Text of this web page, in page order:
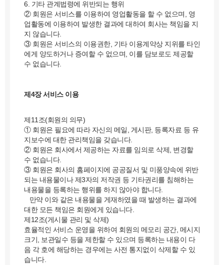
6. 기타 관계법령에 위반되는 행위
② 회원은 서비스를 이용하여 영업활동을 할 수 없으며, 영
업활동에 이용하여 발생한 결과에 대하여 회사는 책임을 지
지 않습니다.
③ 회원은 서비스의 이용권한, 기타 이용계약상 지위를 타인
에게 양도하거나 증여할 수 없으며, 이를 담보로도 제공할
수 없습니다.
제4장 서비스 이용
제11조(회원의 의무)
① 회원은 필요에 따라 자신의 메일, 게시판, 등록자료 등 유
지보수에 대한 관리책임을 갖습니다.
② 회원은 회사에서 제공하는 자료를 임의로 삭제, 변경할
수 없습니다.
③ 회원은 회사의 홈페이지에 공공질서 및 미풍양속에 위반
되는 내용물이나 제3자의 저작권 등 기타권리를 침해하는
내용물을 등록하는 행위를 하지 않아야 합니다.
만약 이와 같은 내용물을 게재하였을 때 발생하는 결과에
대한 모든 책임은 회원에게 있습니다.
제12조(게시물 관리 및 삭제)
효율적인 서비스 운영을 위하여 회원의 메모리 공간, 메시지
크기, 보관일수 등을 제한할 수 있으며 등록하는 내용이 다
음 각 호에 해당하는 경우에는 사전 통지없이 삭제할 수 있
습니다.